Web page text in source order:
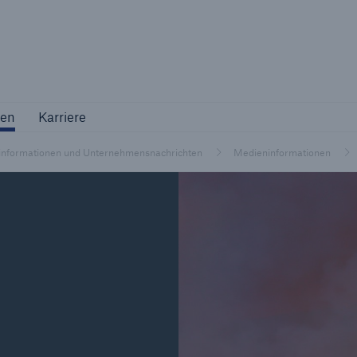
Karriere
und Unternehmensnachrichten Medieninformationen
Maßgeschneiderte Lösungen für Ihre
Branche